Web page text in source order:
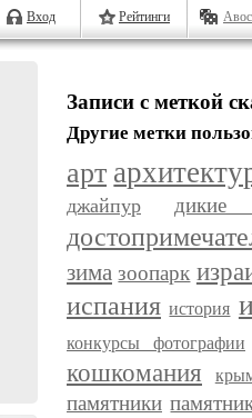
Вход Рейтинги
Записи с меткой
Другие метки
арт
джайпур дикие
зима зоопарк
испания история
конкурсы фотографии
кошкомания
памятники